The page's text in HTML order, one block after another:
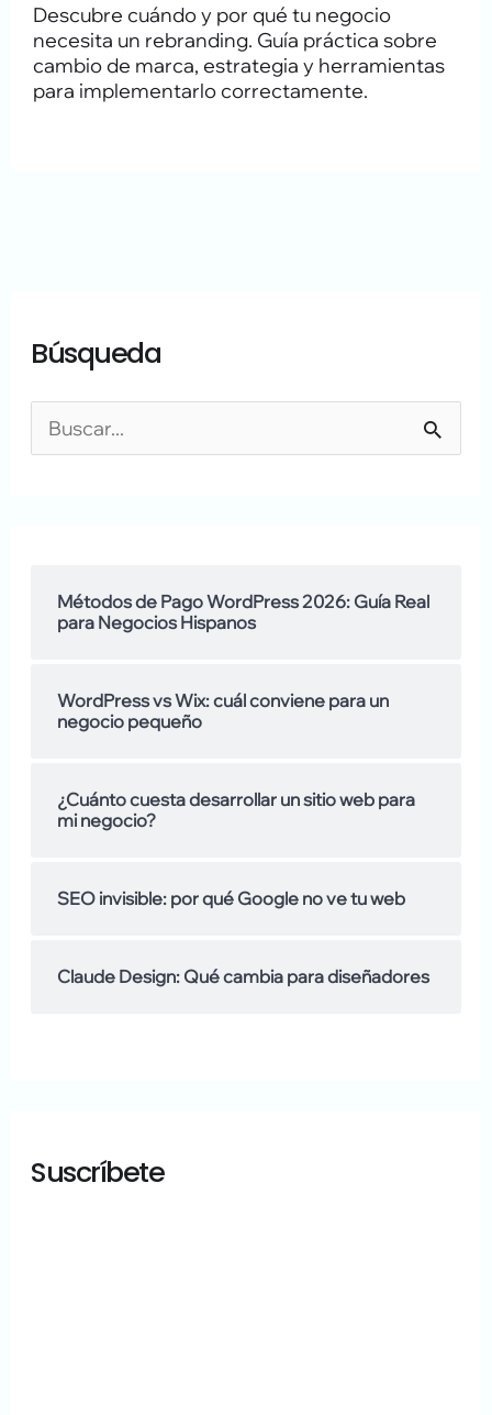
Descubre cuándo y por qué tu negocio
necesita un rebranding. Guía práctica sobre
cambio de marca, estrategia y herramientas
para implementarlo correctamente.
Búsqueda
Métodos de Pago WordPress 2026: Guía Real
para Negocios Hispanos
WordPress vs Wix: cuál conviene para un
negocio pequeño
¿Cuánto cuesta desarrollar un sitio web para
mi negocio?
SEO invisible: por qué Google no ve tu web
Claude Design: Qué cambia para diseñadores
Suscríbete
r
q